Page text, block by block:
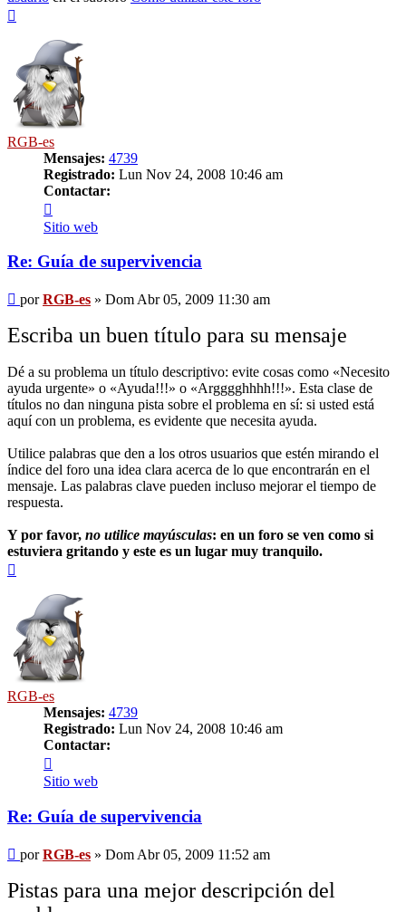
RGB-es
Mensajes: 4739
Registrado: Lun Nov 24, 2008 10:46 am
Contactar:
RGB-
es
Sitio web
Re: Guía de supervivencia
Mensaje
porRGB-es » Dom Abr 05, 2009 11:30 am
Escriba un buen título para su mensaje
Dé a su problema un título descriptivo: evite cosas como «Necesito
ayuda urgente» o «Ayuda!!!» o «Argggghhhh!!!». Esta clase de
títulos no dan ninguna pista sobre el problema en sí: si usted está
aquí con un problema, es evidente que necesita ayuda.
Utilice palabras que den a los otros usuarios que estén mirando el
índice del foro una idea clara acerca de lo que encontrarán en el
mensaje. Las palabras clave pueden incluso mejorar el tiempo de
respuesta.
Y por favor, no utilice mayúsculas: en un foro se ven como si
estuviera gritando y este es un lugar muy tranquilo.
RGB-es
Mensajes: 4739
Registrado: Lun Nov 24, 2008 10:46 am
Contactar:
RGB-
es
Sitio web
Re: Guía de supervivencia
Mensaje
porRGB-es » Dom Abr 05, 2009 11:52 am
Pistas para una mejor descripción del